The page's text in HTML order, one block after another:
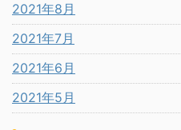
2021年8月
2021年7月
2021年6月
2021年5月